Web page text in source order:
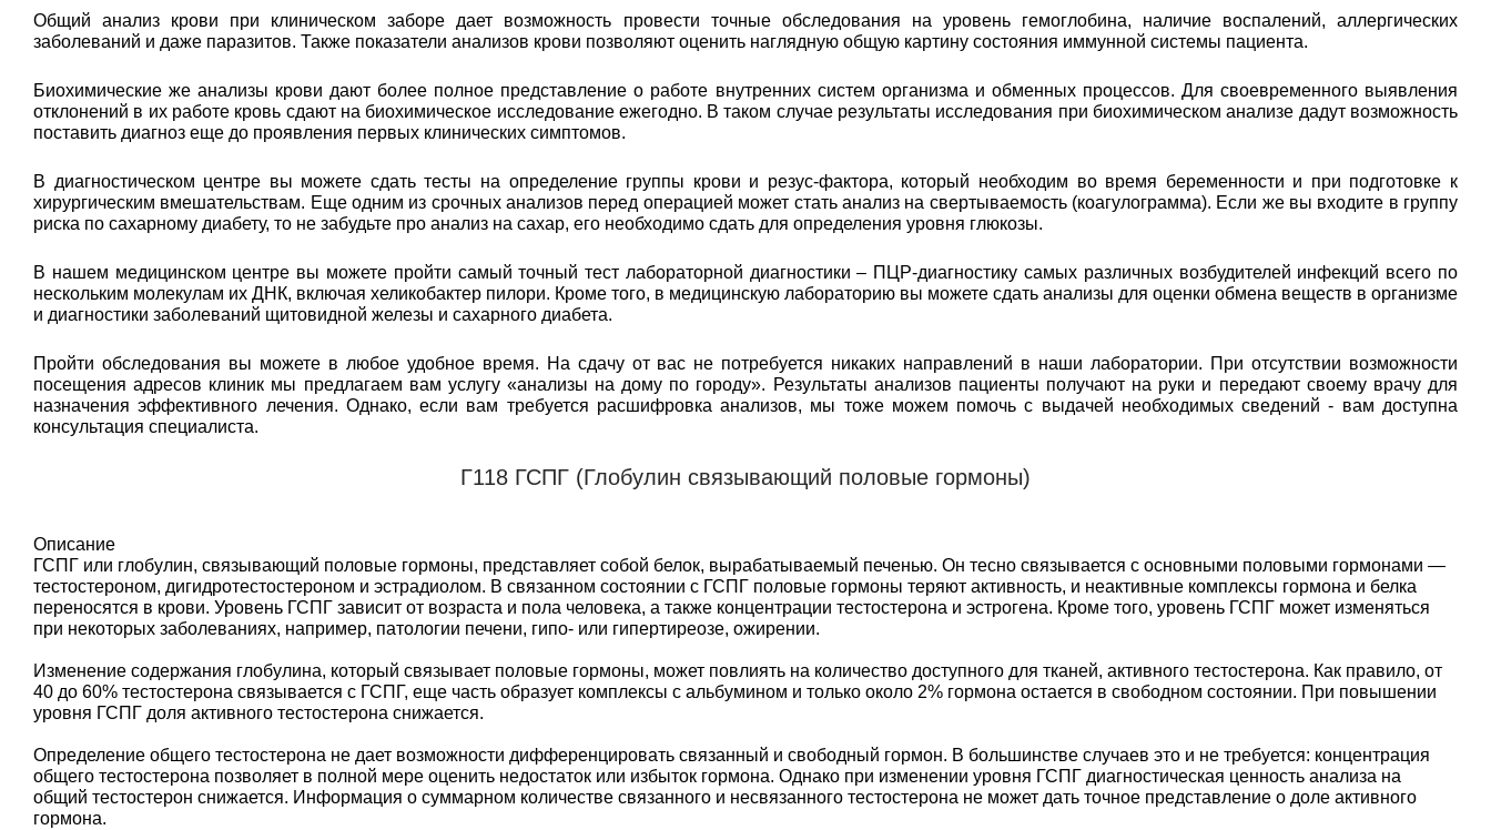
Общий анализ крови при клиническом заборе дает возможность провести точные обследования на уровень гемоглобина, наличие воспалений, аллергических
заболеваний и даже паразитов. Также показатели анализов крови позволяют оценить наглядную общую картину состояния иммунной системы пациента.
Биохимические же анализы крови дают более полное представление о работе внутренних систем организма и обменных процессов. Для своевременного выявления
отклонений в их работе кровь сдают на биохимическое исследование ежегодно. В таком случае результаты исследования при биохимическом анализе дадут возможность
поставить диагноз еще до проявления первых клинических симптомов.
В диагностическом центре вы можете сдать тесты на определение группы крови и резус-фактора, который необходим во время беременности и при подготовке к
хирургическим вмешательствам. Еще одним из срочных анализов перед операцией может стать анализ на свертываемость (коагулограмма). Если же вы входите в группу
риска по сахарному диабету, то не забудьте про анализ на сахар, его необходимо сдать для определения уровня глюкозы.
В нашем медицинском центре вы можете пройти самый точный тест лабораторной диагностики – ПЦР-диагностику самых различных возбудителей инфекций всего по
нескольким молекулам их ДНК, включая хеликобактер пилори. Кроме того, в медицинскую лабораторию вы можете сдать анализы для оценки обмена веществ в организме
и диагностики заболеваний щитовидной железы и сахарного диабета.
Пройти обследования вы можете в любое удобное время. На сдачу от вас не потребуется никаких направлений в наши лаборатории. При отсутствии возможности
посещения адресов клиник мы предлагаем вам услугу «анализы на дому по городу». Результаты анализов пациенты получают на руки и передают своему врачу для
назначения эффективного лечения. Однако, если вам требуется расшифровка анализов, мы тоже можем помочь с выдачей необходимых сведений - вам доступна
консультация специалиста.
Г118 ГСПГ (Глобулин связывающий половые гормоны)
Описание
ГСПГ или глобулин, связывающий половые гормоны, представляет собой белок, вырабатываемый печенью. Он тесно связывается с основными половыми гормонами —
тестостероном, дигидротестостероном и эстрадиолом. В связанном состоянии с ГСПГ половые гормоны теряют активность, и неактивные комплексы гормона и белка
переносятся в крови. Уровень ГСПГ зависит от возраста и пола человека, а также концентрации тестостерона и эстрогена. Кроме того, уровень ГСПГ может изменяться
при некоторых заболеваниях, например, патологии печени, гипо- или гипертиреозе, ожирении.
Изменение содержания глобулина, который связывает половые гормоны, может повлиять на количество доступного для тканей, активного тестостерона. Как правило, от
40 до 60% тестостерона связывается с ГСПГ, еще часть образует комплексы с альбумином и только около 2% гормона остается в свободном состоянии. При повышении
уровня ГСПГ доля активного тестостерона снижается.
Определение общего тестостерона не дает возможности дифференцировать связанный и свободный гормон. В большинстве случаев это и не требуется: концентрация
общего тестостерона позволяет в полной мере оценить недостаток или избыток гормона. Однако при изменении уровня ГСПГ диагностическая ценность анализа на
общий тестостерон снижается. Информация о суммарном количестве связанного и несвязанного тестостерона не может дать точное представление о доле активного
гормона.